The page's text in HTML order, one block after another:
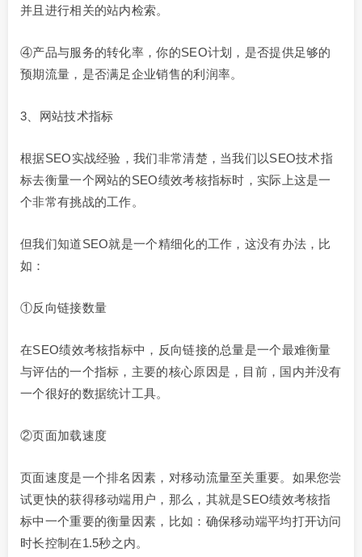
并且进行相关的站内检索。
④产品与服务的转化率，你的SEO计划，是否提供足够的
预期流量，是否满足企业销售的利润率。
3、网站技术指标
根据SEO实战经验，我们非常清楚，当我们以SEO技术指
标去衡量一个网站的SEO绩效考核指标时，实际上这是一
个非常有挑战的工作。
但我们知道SEO就是一个精细化的工作，这没有办法，比
如：
①反向链接数量
在SEO绩效考核指标中，反向链接的总量是一个最难衡量
与评估的一个指标，主要的核心原因是，目前，国内并没有
一个很好的数据统计工具。
②页面加载速度
页面速度是一个排名因素，对移动流量至关重要。如果您尝
试更快的获得移动端用户，那么，其就是SEO绩效考核指
标中一个重要的衡量因素，比如：确保移动端平均打开访问
时长控制在1.5秒之内。